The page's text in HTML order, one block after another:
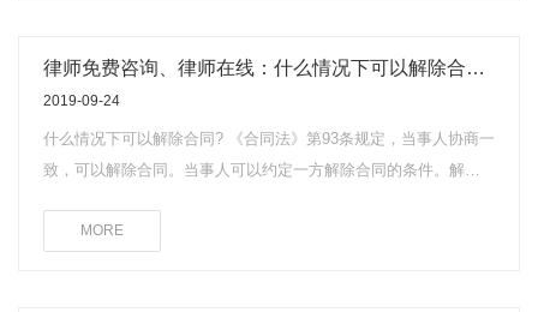
履行;(2)债务的标的不适于强制履行或者履行费用过高;(3)债权人在
失赔偿额应当相当于因违约所造成的损失，包括合同履行后可以
获得的利益，但不得超过违反合同一方订立合同时预见到或者应
当预见到的因违反合同可能造成的损失。
律师免费咨询、律师在线：什么情况下可以解除合同?
2019-09-24
什么情况下可以解除合同? 《合同法》第93条规定，当事人协商一
致，可以解除合同。当事人可以约定一方解除合同的条件。解除
列情形之一的，当事人可以解除合同：(1)因不可抗力致使不能实
MORE